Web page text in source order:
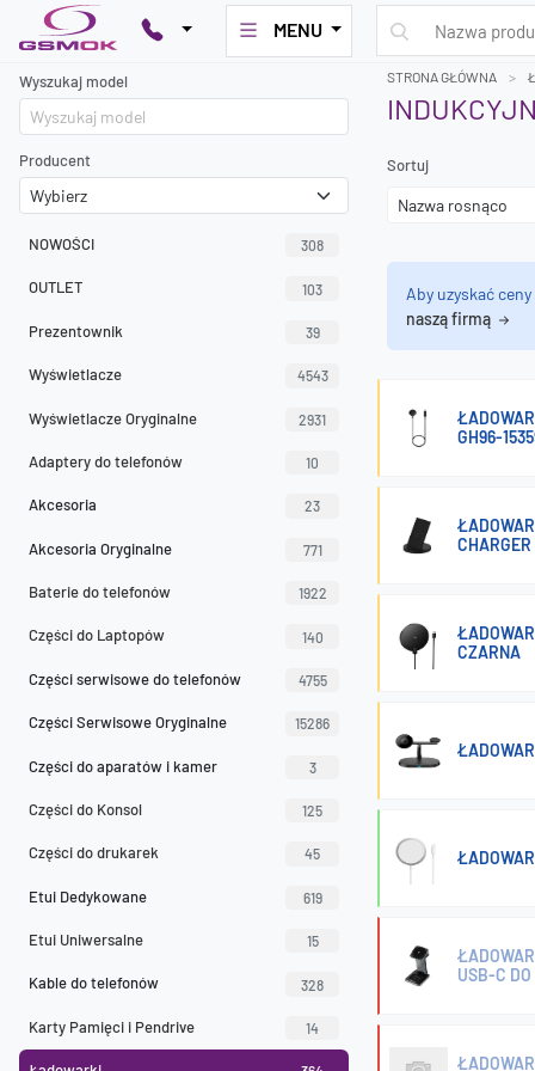
MENU
Wyszukaj model
Producent
NOWOŚCI 308
OUTLET 103
Prezentownik 39
Wyświetlacze 4543
Wyświetlacze Oryginalne 2931
Adaptery do telefonów 10
Akcesoria 23
Akcesoria Oryginalne 771
Baterie do telefonów 1922
Części do Laptopów 140
Części serwisowe do telefonów 4755
Części Serwisowe Oryginalne 15286
Części do aparatów i kamer 3
Części do Konsol 125
Części do drukarek 45
Etui Dedykowane 619
Etui Uniwersalne 15
Kable do telefonów 328
Karty Pamięci i Pendrive 14
STRONA GŁÓWNA
Sortuj
Aby uzyskać
naszą firmą
GH96-
CZARNA
USB-C